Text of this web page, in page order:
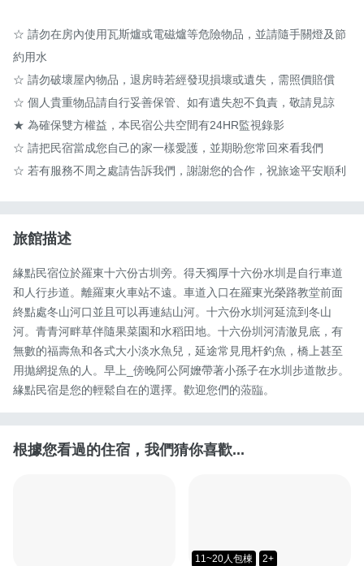
☆ 請勿在房內使用瓦斯爐或電磁爐等危險物品，並請隨手關燈及節
約用水
☆ 請勿破壞屋內物品，退房時若經發現損壞或遺失，需照價賠償
☆ 個人貴重物品請自行妥善保管、如有遺失恕不負責，敬請見諒
★ 為確保雙方權益，本民宿公共空間有24HR監視錄影
☆ 請把民宿當成您自己的家一樣愛護，並期盼您常回來看我們
☆ 若有服務不周之處請告訴我們，謝謝您的合作，祝旅途平安順利
旅館描述
緣點民宿位於羅東十六份古圳旁。得天獨厚十六份水圳是自行車道
和人行步道。離羅東火車站不遠。車道入口在羅東光榮路教堂前面
終點處冬山河口並且可以再連結山河。十六份水圳河延流到冬山
河。青青河畔草伴隨果菜園和水稻田地。十六份圳河清澈見底，有
無數的福壽魚和各式大小淡水魚兒，延途常見甩杆釣魚，橋上甚至
用拋網捉魚的人。早上_傍晚阿公阿嬤帶著小孫子在水圳步道散步。
緣點民宿是您的輕鬆自在的選擇。歡迎您們的蒞臨。
根據您看過的住宿，我們猜你喜歡...
11~20人包棟 2+